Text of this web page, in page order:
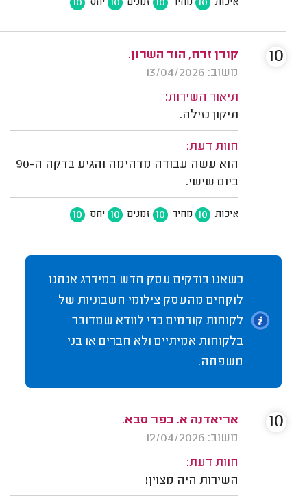
איכות 10 מחיר 10 זמנים 10 יחס 10
קורן זרח, הוד השרון.
משוב: 13/04/2026
תיאור השירות:
תיקון נזילה.
חוות דעת:
הוא עשה עבודה מדהימה והגיע בדקה ה-90
ביום שישי.
איכות 10 מחיר 10 זמנים 10 יחס 10
10
כשאנו בודקים עסק חדש במידרג אנחנו
לוקחים מהעסק צילומי חשבוניות של
לקוחות קודמים כדי לוודא שמדובר
בלקוחות אמיתיים ולא חברים או בני
משפחה.
אריאדנה א. כפר סבא.
משוב: 12/04/2026
חוות דעת:
השירות היה מצוין!
10